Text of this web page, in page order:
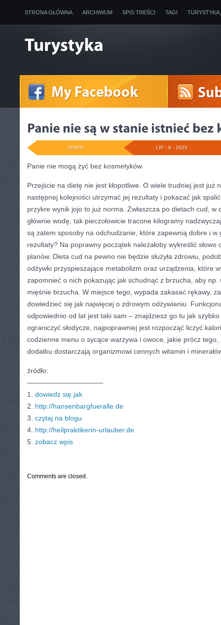
STRONA GŁÓWNA ARCHIWUM SPIS TREŚCI TAGI
LIP - 9 - 2025
ADMIN
Panie nie mogą żyć bez kosmetyków
Przejście na dietę nie jest kłopotliwe. O wiele trudniej jest już
następnej kolejności utrzymać jej rezultaty i pokazać jak
przykre wynik jojo to już norma. Zwłaszcza po dietach cud, w
głównie wodę, tak pieczołowicie tracone kilogramy
są zatem sposoby na odchudzanie, które zapewnią dobre i w
rezultaty? Na poprawny początek należałoby wykreślić
planów. Dieta cud na pewno nie będzie służyła zdrowiu,
odżywki przyspieszające metabolizm oraz urządzenia, które
zapomnieć o nich pokazując jak schudnąć z brzucha, aby np.
mięśnie brzucha. W miejsce tego, wypada zakasać rękawy,
dowiedzieć się jak najwięcej o zdrowym odżywianiu.
odpowiednio od lat jest taki sam – znajdziesz go tu jak
ograniczyć słodycze, najpoprawniej jest rozpocząć liczyć
codzienne menu o sycące warzywa i owoce, jakie prócz tego,
dodatku dostarczają organizmowi cennych witamin i
źródło:
———————————
1. dowiedz się jak
2. http://hansenbargfueralle.de
3. czytaj na blogu
4. http://heilpraktikerin-urlauber.de
5. zobacz wpis
Comments are closed.